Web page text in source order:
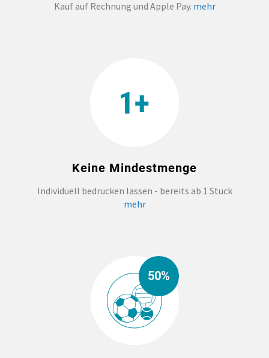
PRINT ON DEMAND
Kauf auf Rechnung und Apple Pay. mehr
Keine Mindestmenge
Individuell bedrucken lassen - bereits ab 1 Stück
mehr
50%